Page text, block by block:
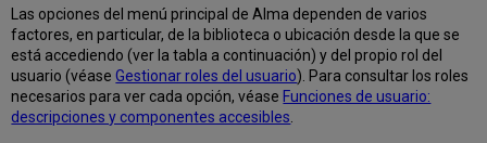
Las opciones del menú principal de Alma dependen de varios
factores, en particular, de la biblioteca o ubicación desde la que se
está accediendo (ver la tabla a continuación) y del propio rol del
usuario (véaseGestionar roles del usuario). Para consultar los roles
necesarios para ver cada opción, véase Funciones de usuario:
descripciones y componentes accesibles